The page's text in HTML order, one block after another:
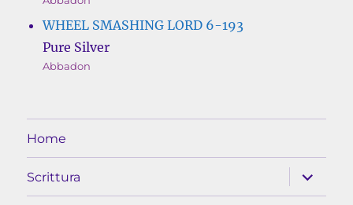
WHEEL SMASHING LORD 6-193
Pure Silver
Abbadon
Home
Scrittura
apri
i
menu